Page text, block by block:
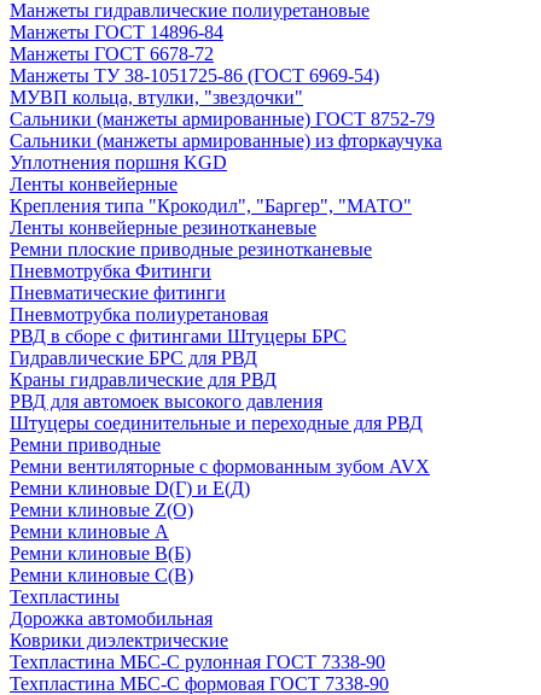
Манжеты гидравлические полиуретановые
Манжеты ГОСТ 14896-84
Манжеты ГОСТ 6678-72
Манжеты ТУ 38-1051725-86 (ГОСТ 6969-54)
МУВП кольца, втулки, "звездочки"
Сальники (манжеты армированные) ГОСТ 8752-79
Сальники (манжеты армированные) из фторкаучука
Уплотнения поршня KGD
Ленты конвейерные
Крепления типа "Крокодил", "Баргер", "МАТО"
Ленты конвейерные резинотканевые
Ремни плоские приводные резинотканевые
Пневмотрубка Фитинги
Пневматические фитинги
Пневмотрубка полиуретановая
РВД в сборе с фитингами Штуцеры БРС
Гидравлические БРС для РВД
Краны гидравлические для РВД
РВД для автомоек высокого давления
Штуцеры соединительные и переходные для РВД
Ремни приводные
Ремни вентиляторные с формованным зубом AVX
Ремни клиновые D(Г) и Е(Д)
Ремни клиновые Z(О)
Ремни клиновые А
Ремни клиновые В(Б)
Ремни клиновые С(В)
Техпластины
Дорожка автомобильная
Коврики диэлектрические
Техпластина МБС-С рулонная ГОСТ 7338-90
Техпластина МБС-С формовая ГОСТ 7338-90